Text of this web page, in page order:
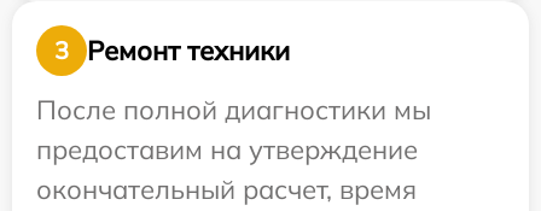
3
Ремонт техники
После полной диагностики мы
предоставим на утверждение
окончательный расчет, время